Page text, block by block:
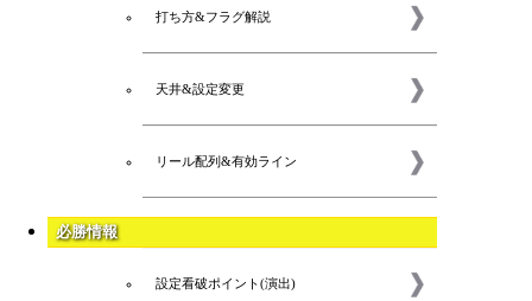
打ち方&フラグ解説
天井&設定変更
リール配列&有効ライン
必勝情報
設定看破ポイント(演出)